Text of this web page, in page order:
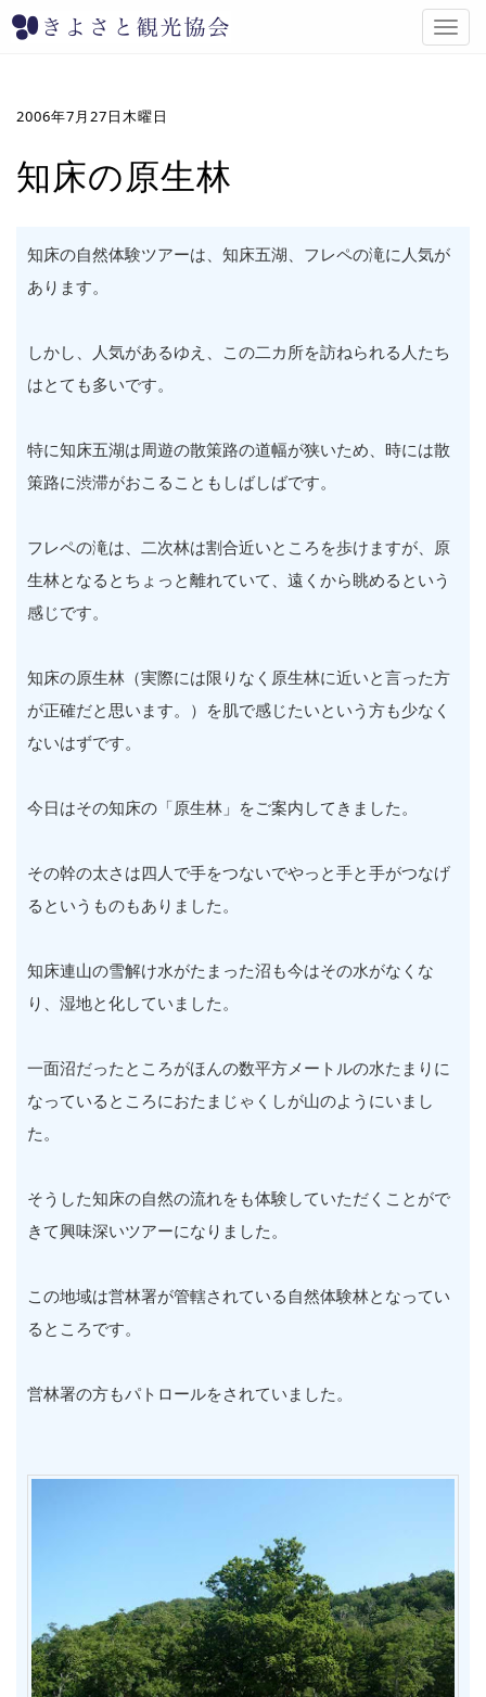
T
o
g
n
2006年7月27日木曜日
知床の原生林
知床の自然体験ツアーは、知床五湖、フレペの滝に人気が
あります。
しかし、人気があるゆえ、この二カ所を訪ねられる人たち
はとても多いです。
特に知床五湖は周遊の散策路の道幅が狭いため、時には散
策路に渋滞がおこることもしばしばです。
フレペの滝は、二次林は割合近いところを歩けますが、原
生林となるとちょっと離れていて、遠くから眺めるという
感じです。
知床の原生林（実際には限りなく原生林に近いと言った方
が正確だと思います。）を肌で感じたいという方も少なく
ないはずです。
今日はその知床の「原生林」をご案内してきました。
その幹の太さは四人で手をつないでやっと手と手がつなげ
るというものもありました。
知床連山の雪解け水がたまった沼も今はその水がなくな
り、湿地と化していました。
一面沼だったところがほんの数平方メートルの水たまりに
なっているところにおたまじゃくしが山のようにいまし
た。
そうした知床の自然の流れをも体験していただくことがで
きて興味深いツアーになりました。
この地域は営林署が管轄されている自然体験林となってい
るところです。
営林署の方もパトロールをされていました。